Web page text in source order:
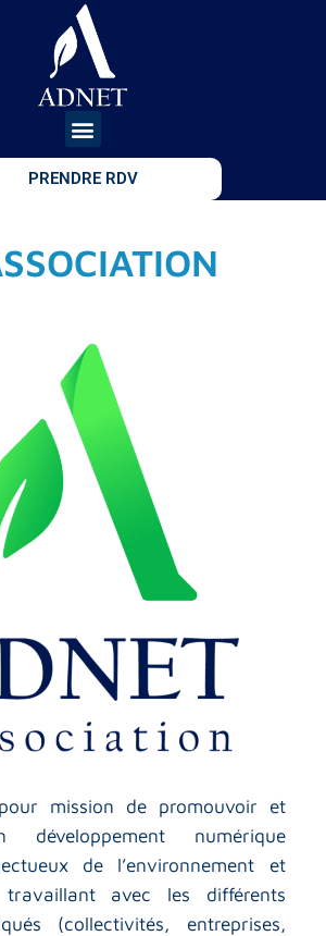
PRENDRE RDV
mission de promouvoir et
développement numérique
de l’environnement et
avec les différents
(collectivités, entreprises,